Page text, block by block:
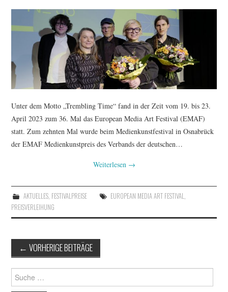
Unter dem Motto „Trembling Time“ fand in der Zeit vom 19. bis 23.
April 2023 zum 36. Mal das European Media Art Festival (EMAF)
statt. Zum zehnten Mal wurde beim Medienkunstfestival in Osnabrück
der EMAF Medienkunstpreis des Verbands der deutschen…
Weiterlesen →
AKTUELLES, FESTIVALPREISE EUROPEAN MEDIA ART FESTIVAL,
PREISVERLEIHUNG
Artikel-
Navigation
← VORHERIGE BEITRÄGE
Suche
nach: